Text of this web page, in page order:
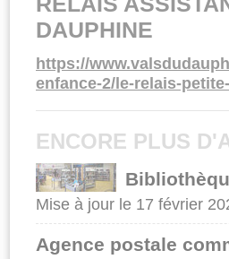
DAUPHINE
https://
enfance-2/le-relais-
ENCORE PLUS
Mise à jour le 17 février
Agence postale